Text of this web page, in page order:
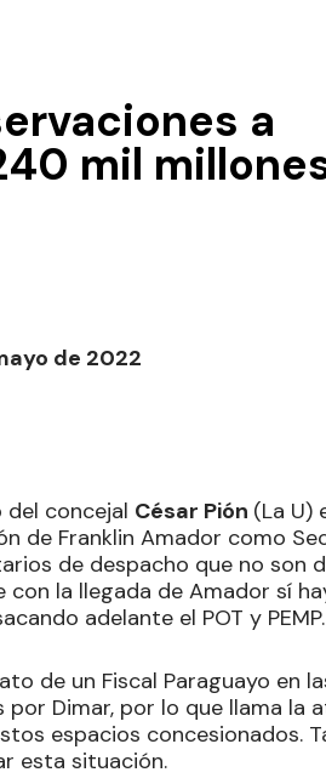
a
mil
de 2022
concejal César Pión (La U)
de Franklin Amador como
de despacho que no son
la llegada de Amador sí
adelante el POT y PEMP.
de un Fiscal Paraguayo en
Dimar, por lo que llama la
espacios concesionados.
esta situación.